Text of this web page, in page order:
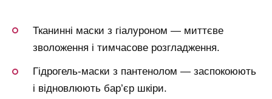
Тканинні маски з гіалуроном — миттєве
зволоження і тимчасове розгладження.
Гідрогель-маски з пантенолом — заспокоюють
і відновлюють бар’єр шкіри.